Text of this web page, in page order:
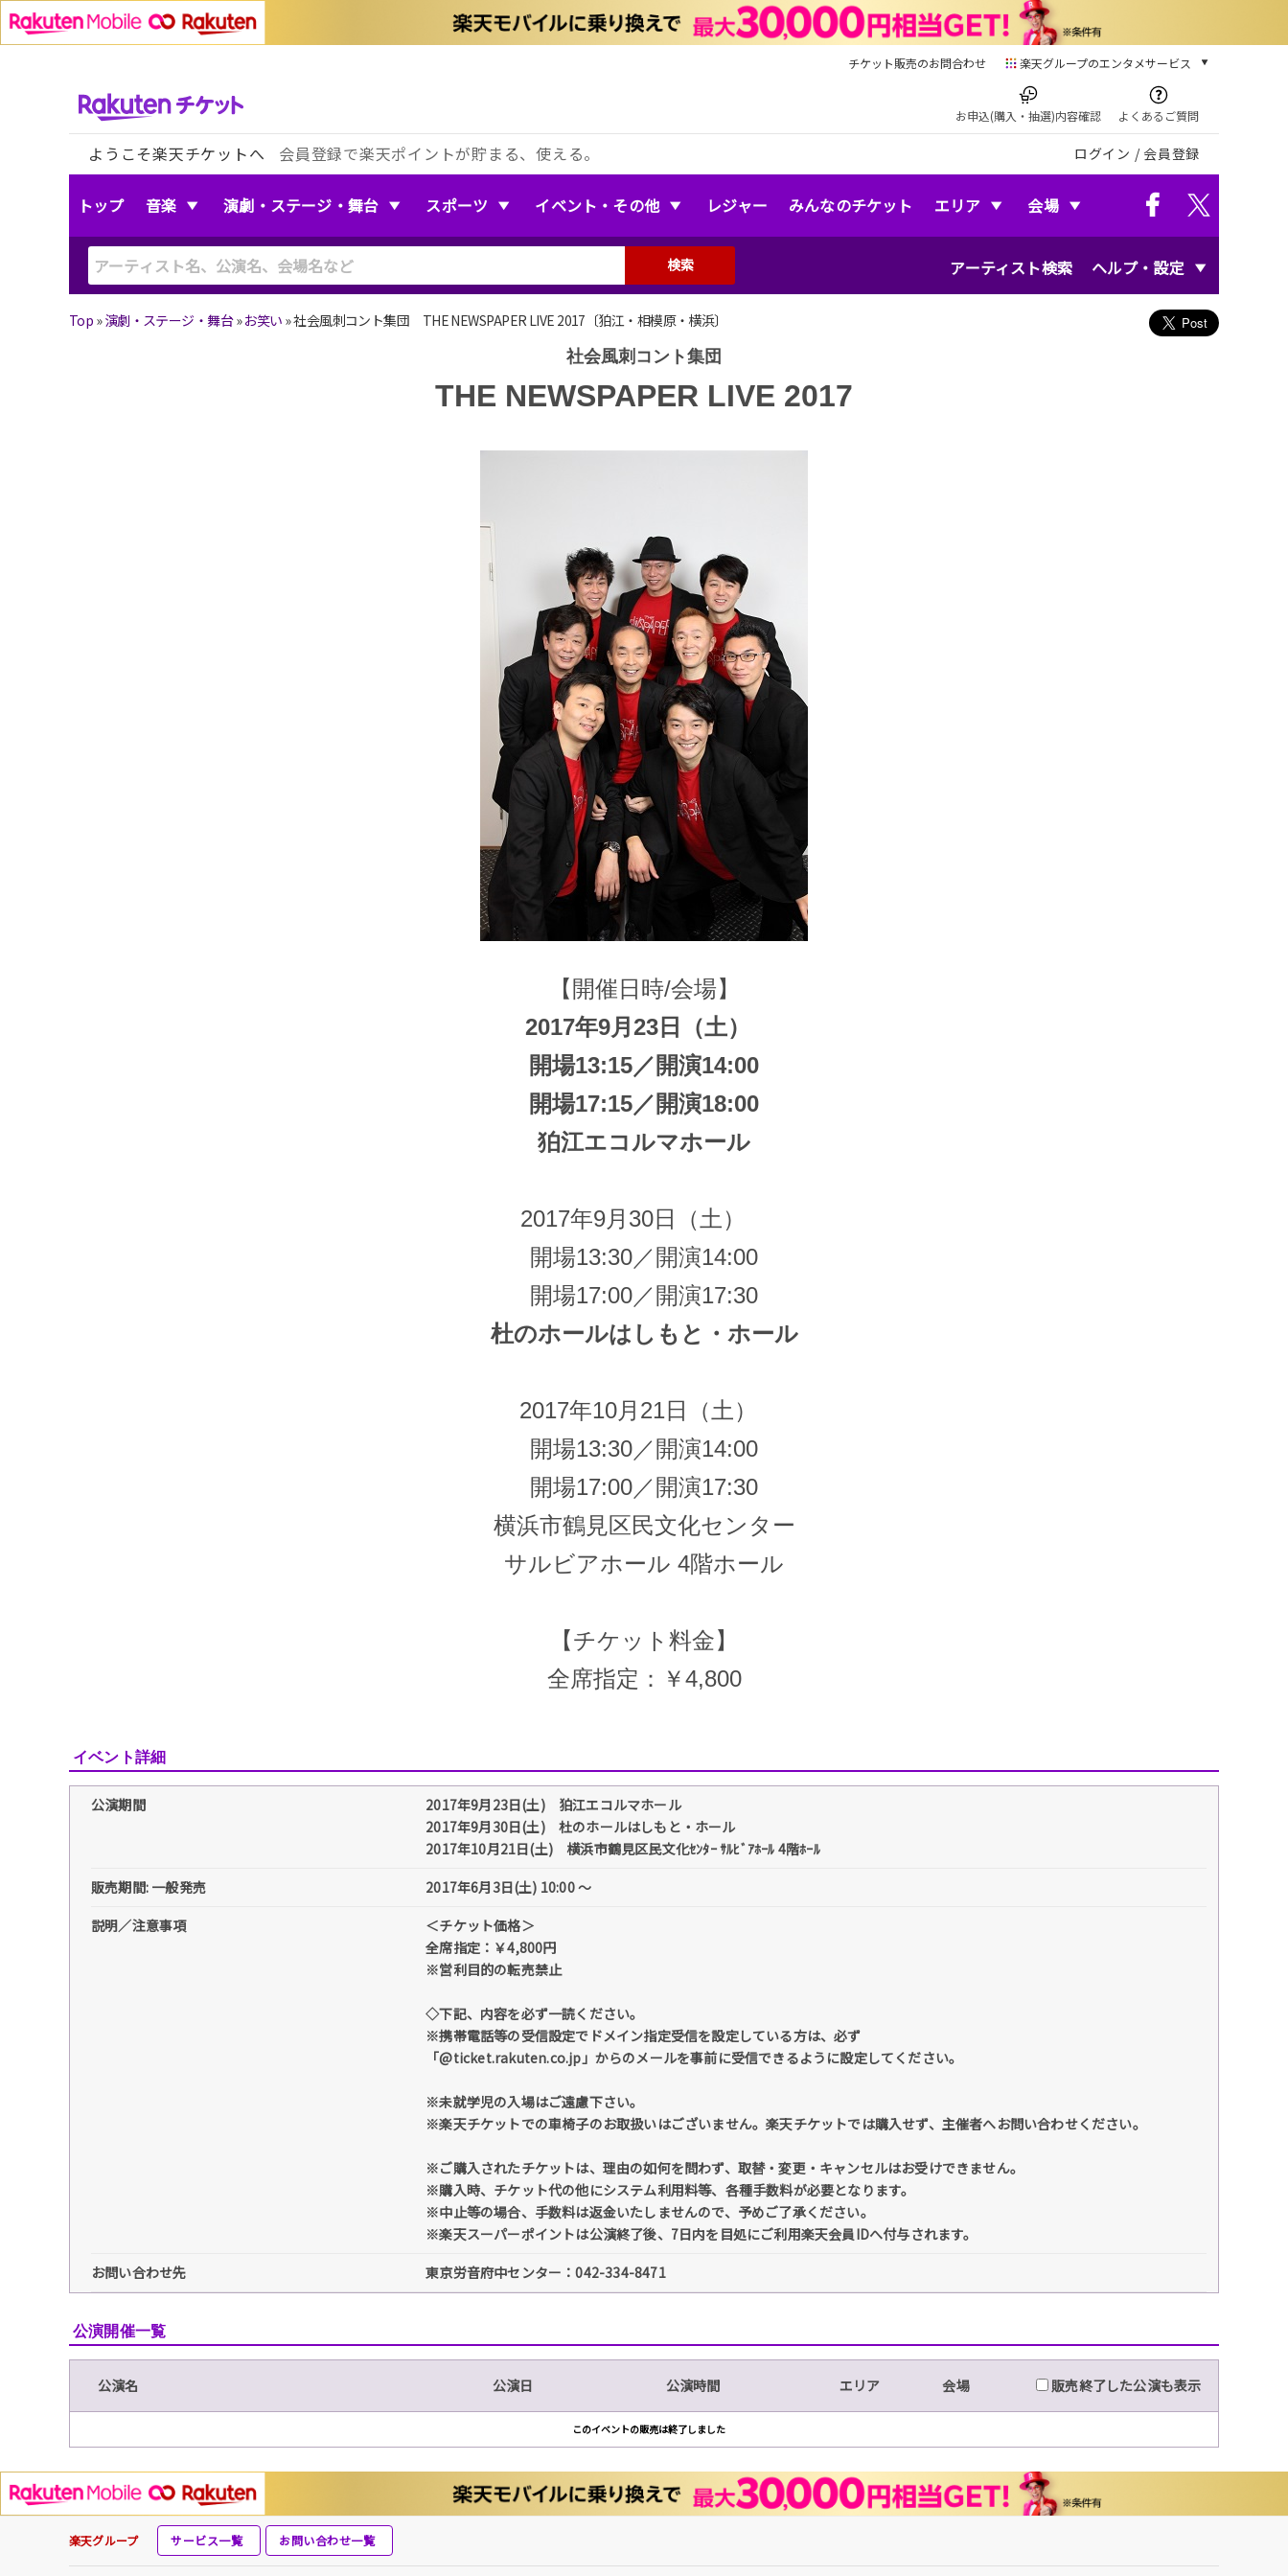
チケット販売のお問合わせ 楽天グループのエンタメサービス
本/ゲーム/CD/DVD
楽天ブックス
電子書籍
楽天Kobo
音楽配信
お申込(購入・抽選)内容確認 よくあるご質問
ようこそ楽天チケットへ 会員登録で楽天ポイントが貯まる、使える。 ログイン / 会員登録
トップ 音楽 演劇・ステージ・舞台 スポーツ イベント・その他 レジャー みんなのチケット エリア 会場
アーティスト検索 ヘルプ・設定
検索
Top »演劇・ステージ・舞台»お笑い »社会風刺コント集団 THE NEWSPAPER LIVE 2017〔狛江・相模原・横浜〕
社会風刺コント集団
THE NEWSPAPER LIVE 2017
【開催日時/会場】
2017年9月23日（土）
開場13:15／開演14:00
開場17:15／開演18:00
狛江エコルマホール
2017年9月30日（土）
開場13:30／開演14:00
開場17:00／開演17:30
杜のホールはしもと・ホール
2017年10月21日（土）
開場13:30／開演14:00
開場17:00／開演17:30
横浜市鶴見区民文化センター
サルビアホール 4階ホール
【チケット料金】
全席指定：￥4,800
イベント詳細
公演期間
2017年9月23日(土) 狛江エコルマホール
2017年9月30日(土) 杜のホールはしもと・ホール
2017年10月21日(土) 横浜市鶴見区民文化ｾﾝﾀｰ ｻﾙﾋﾞｱﾎｰﾙ 4階ﾎｰﾙ
販売期間: 一般発売
2017年6月3日(土) 10:00 〜
説明／注意事項
＜チケット価格＞
全席指定：￥4,800円
※営利目的の転売禁止
◇下記、内容を必ず一読ください。
※携帯電話等の受信設定でドメイン指定受信を設定している方は、必ず
「@ticket.rakuten.co.jp」からのメールを事前に受信できるように設定してください。
※未就学児の入場はご遠慮下さい。
※楽天チケットでの車椅子のお取扱いはございません。楽天チケットでは購入せず、主催者へお問い合わせください。
※ご購入されたチケットは、理由の如何を問わず、取替・変更・キャンセルはお受けできません。
※購入時、チケット代の他にシステム利用料等、各種手数料が必要となります。
※中止等の場合、手数料は返金いたしませんので、予めご了承ください。
※楽天スーパーポイントは公演終了後、7日内を目処にご利用楽天会員IDへ付与されます。
お問い合わせ先
東京労音府中センター：042-334-8471
公演開催一覧
公演名 公演日 公演時間 エリア 会場 販売終了した公演も表示
このイベントの販売は終了しました
楽天グループ サービス一覧 お問い合わせ一覧